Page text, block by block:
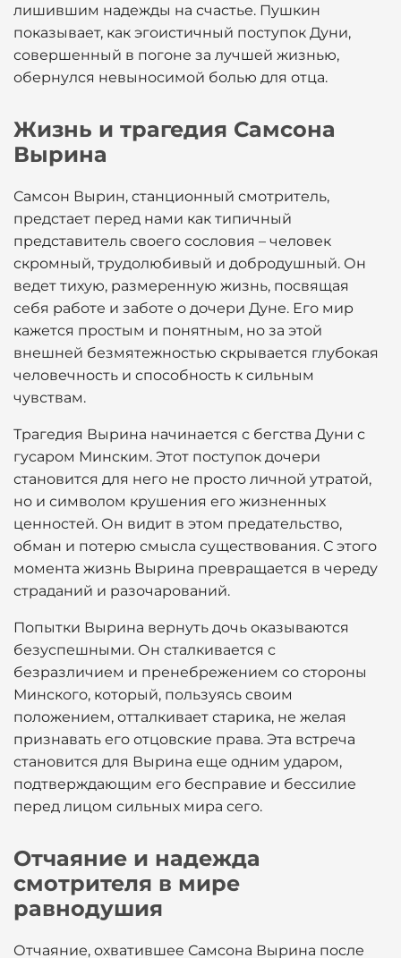
лишившим надежды на счастье. Пушкин
показывает, как эгоистичный поступок Дуни,
совершенный в погоне за лучшей жизнью,
обернулся невыносимой болью для отца.
Жизнь и трагедия Самсона
Вырина
Самсон Вырин, станционный смотритель,
предстает перед нами как типичный
представитель своего сословия – человек
скромный, трудолюбивый и добродушный. Он
ведет тихую, размеренную жизнь, посвящая
себя работе и заботе о дочери Дуне. Его мир
кажется простым и понятным, но за этой
внешней безмятежностью скрывается глубокая
человечность и способность к сильным
чувствам.
Трагедия Вырина начинается с бегства Дуни с
гусаром Минским. Этот поступок дочери
становится для него не просто личной утратой,
но и символом крушения его жизненных
ценностей. Он видит в этом предательство,
обман и потерю смысла существования. С этого
момента жизнь Вырина превращается в череду
страданий и разочарований.
Попытки Вырина вернуть дочь оказываются
безуспешными. Он сталкивается с
безразличием и пренебрежением со стороны
Минского, который, пользуясь своим
положением, отталкивает старика, не желая
признавать его отцовские права. Эта встреча
становится для Вырина еще одним ударом,
подтверждающим его бесправие и бессилие
перед лицом сильных мира сего.
Отчаяние и надежда
смотрителя в мире
равнодушия
Отчаяние, охватившее Самсона Вырина после